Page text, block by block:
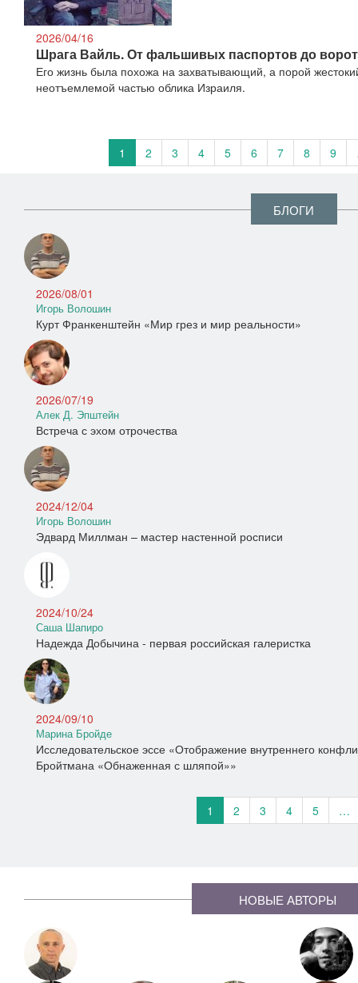
2026/04/16
Шрага Вайль. От фальшивых паспортов до ворот
Его жизнь была похожа на захватывающий, а порой
неотъемлемой частью облика Израиля.
1 2 3 4 5 6 7 8 9
БЛОГИ
2026/08/01
Игорь Волошин
Курт Франкенштейн «Мир грез и мир реальности»
2026/07/19
Алек Д. Эпштейн
Встреча с эхом отрочества
2024/12/04
Игорь Волошин
Эдвард Миллман – мастер настенной росписи
2024/10/24
Саша Шапиро
Надежда Добычина - первая российская галеристка
2024/09/10
Марина Бройде
Исследовательское эссе «Отображение внутреннего
Бройтмана «Обнаженная с шляпой»»
1 2 3 4 5 …
НОВЫЕ АВТОРЫ